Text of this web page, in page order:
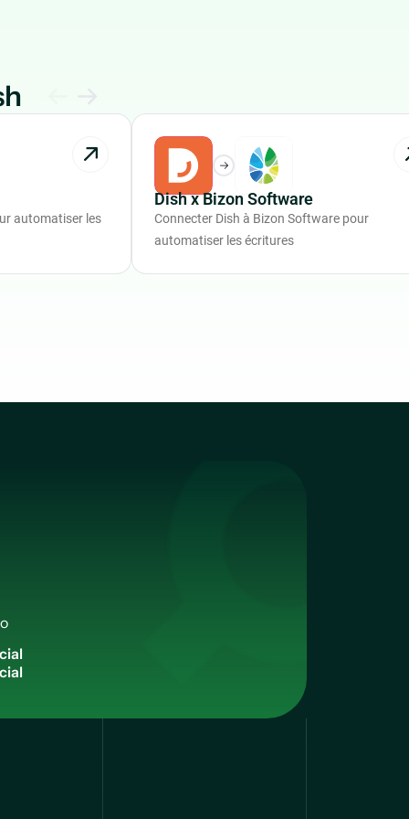
automatiser les
Dish x Bizon Software
Connecter Dish à Bizon Software pour
automatiser les écritures
ial